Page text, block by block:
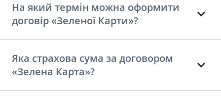
На який термін можна оформити
договір «Зеленої Карти»?
Яка страхова сума за договором
«Зелена Карта»?